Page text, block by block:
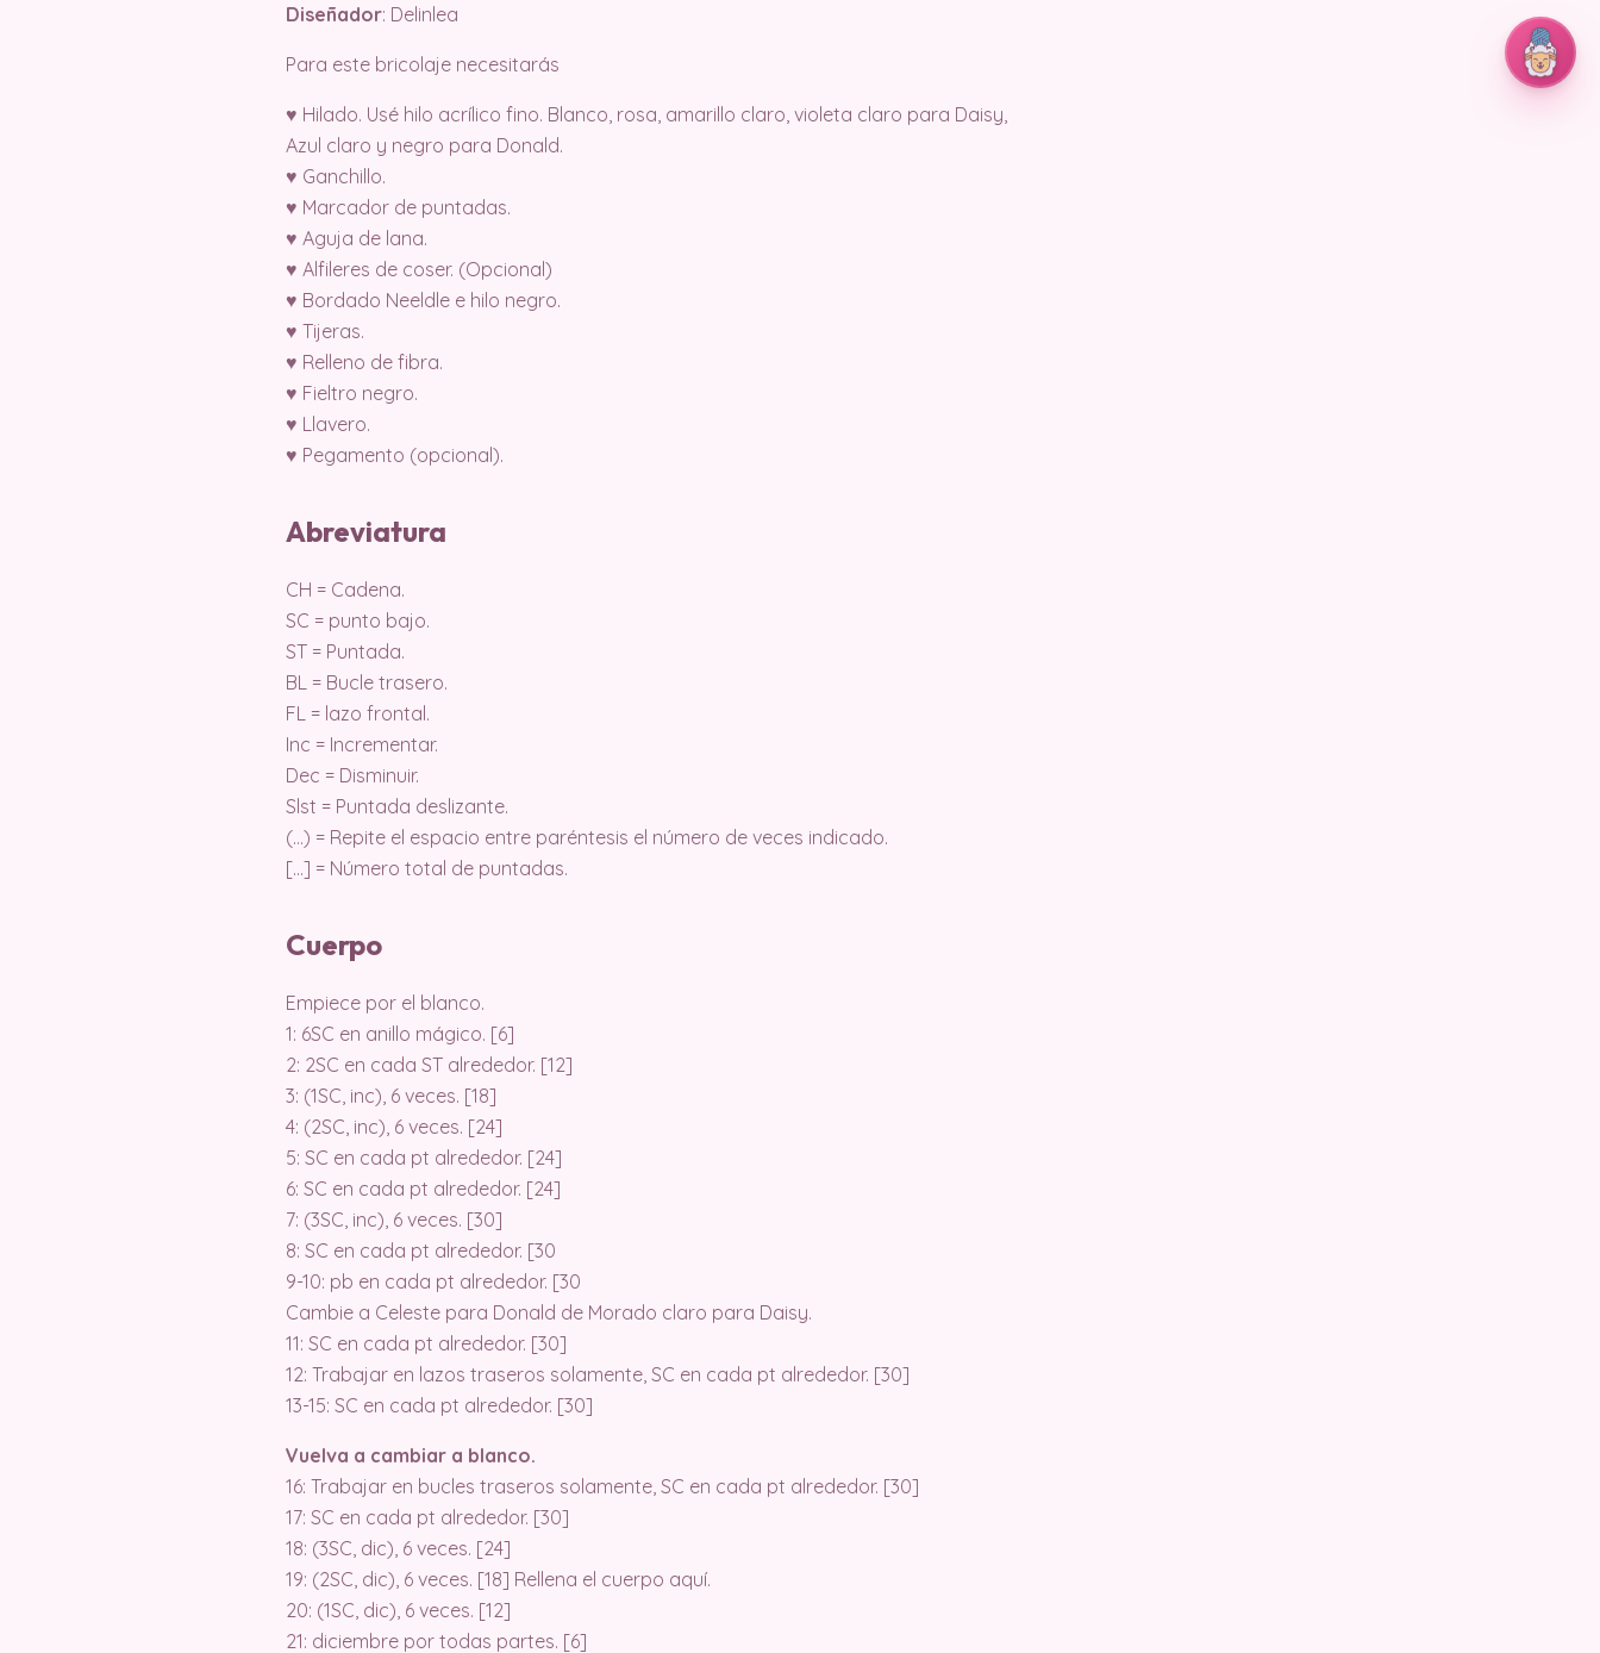
Diseñador: Delinlea
Para este bricolaje necesitarás
♥ Hilado. Usé hilo acrílico fino. Blanco, rosa, amarillo claro, violeta claro para Daisy,
Azul claro y negro para Donald.
♥ Ganchillo.
♥ Marcador de puntadas.
♥ Aguja de lana.
♥ Alfileres de coser. (Opcional)
♥ Bordado Neeldle e hilo negro.
♥ Tijeras.
♥ Relleno de fibra.
♥ Fieltro negro.
♥ Llavero.
♥ Pegamento (opcional).
Abreviatura
CH = Cadena.
SC = punto bajo.
ST = Puntada.
BL = Bucle trasero.
FL = lazo frontal.
Inc = Incrementar.
Dec = Disminuir.
Slst = Puntada deslizante.
(…) = Repite el espacio entre paréntesis el número de veces indicado.
[…] = Número total de puntadas.
Cuerpo
Empiece por el blanco.
1: 6SC en anillo mágico. [6]
2: 2SC en cada ST alrededor. [12]
3: (1SC, inc), 6 veces. [18]
4: (2SC, inc), 6 veces. [24]
5: SC en cada pt alrededor. [24]
6: SC en cada pt alrededor. [24]
7: (3SC, inc), 6 veces. [30]
8: SC en cada pt alrededor. [30
9-10: pb en cada pt alrededor. [30
Cambie a Celeste para Donald de Morado claro para Daisy.
11: SC en cada pt alrededor. [30]
12: Trabajar en lazos traseros solamente, SC en cada pt alrededor. [30]
13-15: SC en cada pt alrededor. [30]
Vuelva a cambiar a blanco.
16: Trabajar en bucles traseros solamente, SC en cada pt alrededor. [30]
17: SC en cada pt alrededor. [30]
18: (3SC, dic), 6 veces. [24]
19: (2SC, dic), 6 veces. [18] Rellena el cuerpo aquí.
20: (1SC, dic), 6 veces. [12]
21: diciembre por todas partes. [6]